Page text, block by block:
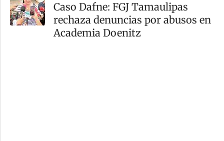
Caso Dafne: FGJ Tamaulipas
rechaza denuncias por abusos en
Academia Doenitz